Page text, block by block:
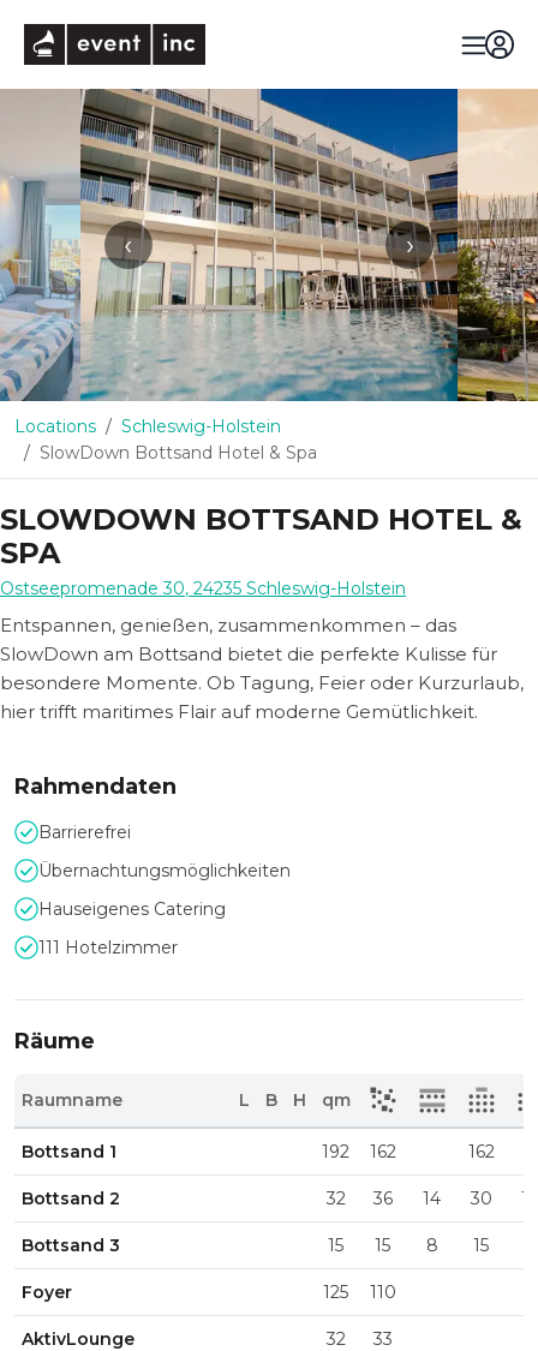
‹ ›
Locations
Schleswig-Holstein
SlowDown Bottsand Hotel & Spa
SLOWDOWN BOTTSAND HOTEL &
SPA
Ostseepromenade 30, 24235 Schleswig-Holstein
Entspannen, genießen, zusammenkommen – das
SlowDown am Bottsand bietet die perfekte Kulisse für
besondere Momente. Ob Tagung, Feier oder Kurzurlaub,
hier trifft maritimes Flair auf moderne Gemütlichkeit.
Rahmendaten
Barrierefrei
Übernachtungsmöglichkeiten
Hauseigenes Catering
111 Hotelzimmer
Räume
Raumname L B H qm
Bottsand 1 192 162 162
Bottsand 2 32 36 14 30
Bottsand 3 15 15 8 15
Foyer 125 110
AktivLounge 32 33